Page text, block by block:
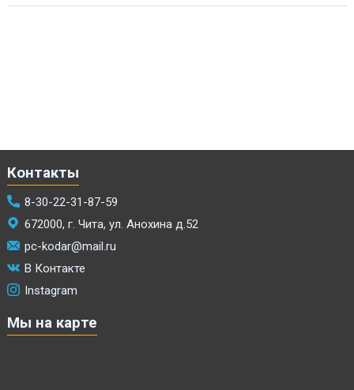
Контакты
8-30-22-31-87-59
672000, г. Чита, ул. Анохина д.52
pc-kodar@mail.ru
В Контакте
Instagram
Мы на карте